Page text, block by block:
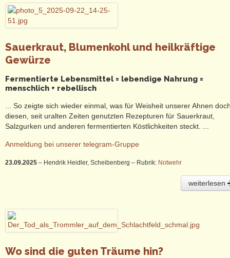
Sauerkraut, Blumenkohl und heilkräftige
Gewürze
Fermentierte Lebensmittel = lebendige Nahrung =
menschlich + rebellisch
... So zeigte sich wieder einmal, was für Weisheit unserer Ahnen
diesen, seit uralten Zeiten genutzten Rezepturen für Sauerkraut,
Salzgurken und anderen fermentierten Köstlichkeiten steckt. ...
Anmeldung bei unserer telegram-Gruppe
23.09.2025 – Hendrik Heidler, Scheibenberg – Rubrik: Notwehr
weiterlesen
Wo sind die guten Träume hin?